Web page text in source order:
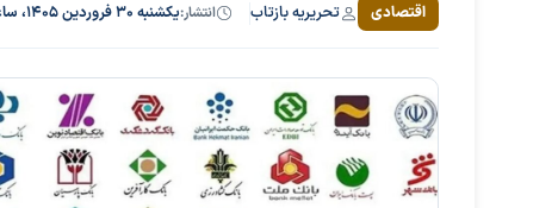
اقتصادی تحریریه بازتاب انتشار:یکشنبه ۳۰ فروردین ۱۴۰۵، ساعت ۱۱:۳۱